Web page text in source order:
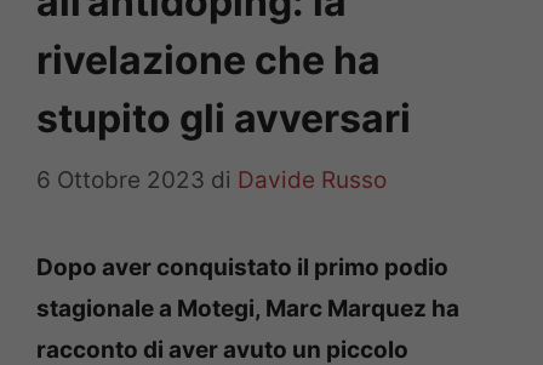
rivelazione che ha
stupito gli avversari
6 Ottobre 2023 di Davide Russo
Dopo aver conquistato il primo podio
stagionale a Motegi, Marc Marquez ha
racconto di aver avuto un piccolo